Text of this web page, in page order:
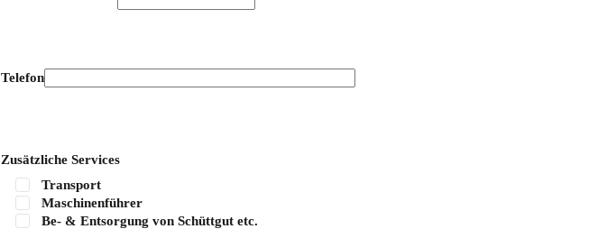
Telefon
Zusätzliche Services
Transport
Maschinenführer
Be- & Entsorgung von Schüttgut etc.